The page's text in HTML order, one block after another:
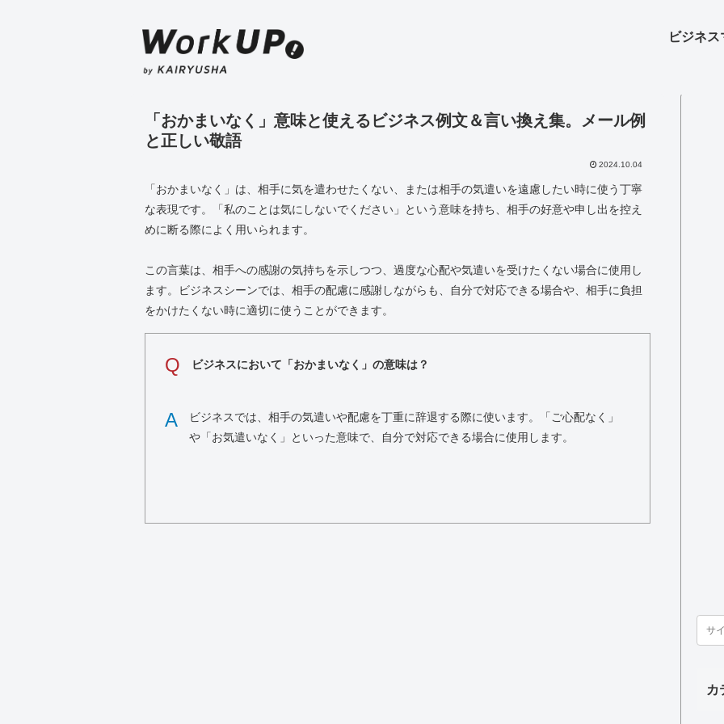
ビジネ
「おかまいなく」意味と使えるビジネス例文＆言い換え集。メール例
と正しい敬語
2024.10.04
「おかまいなく」は、相手に気を遣わせたくない、または相手の気遣いを遠慮したい時に使う丁寧
な表現です。「私のことは気にしないでください」という意味を持ち、相手の好意や申し出を控え
めに断る際によく用いられます。
この言葉は、相手への感謝の気持ちを示しつつ、過度な心配や気遣いを受けたくない場合に使用し
ます。ビジネスシーンでは、相手の配慮に感謝しながらも、自分で対応できる場合や、相手に負担
をかけたくない時に適切に使うことができます。
Q ビジネスにおいて「おかまいなく」の意味は？
A
ビジネスでは、相手の気遣いや配慮を丁重に辞退する際に使います。「ご心配なく」
や「お気遣いなく」といった意味で、自分で対応できる場合に使用します。
カ